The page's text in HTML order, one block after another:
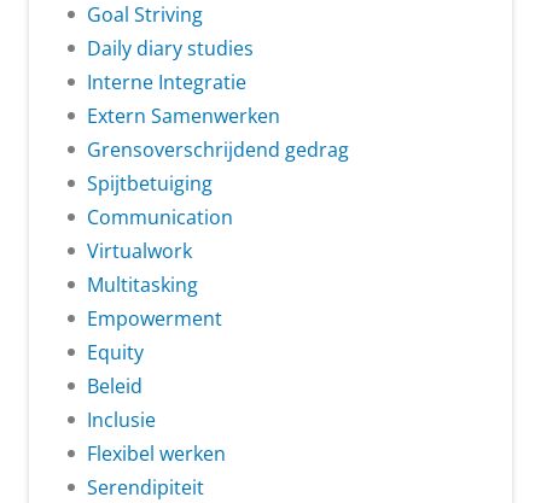
Goal Striving
Daily diary studies
Interne Integratie
Extern Samenwerken
Grensoverschrijdend gedrag
Spijtbetuiging
Communication
Virtualwork
Multitasking
Empowerment
Equity
Beleid
Inclusie
Flexibel werken
Serendipiteit